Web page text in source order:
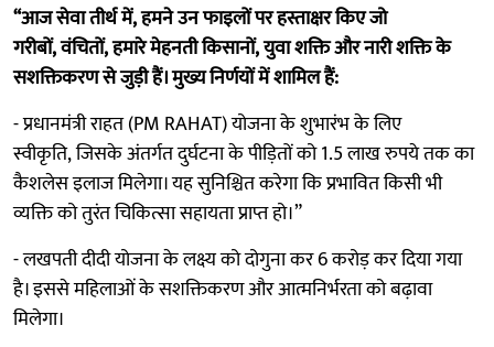
“आज सेवा तीर्थ में, हमने उन फाइलों पर हस्ताक्षर किए जो
गरीबों, वंचितों, हमारे मेहनती किसानों, युवा शक्ति और नारी शक्ति के
सशक्तिकरण से जुड़ी हैं। मुख्य निर्णयों में शामिल हैं:
- प्रधानमंत्री राहत (PM RAHAT) योजना के शुभारंभ के लिए
स्वीकृति, जिसके अंतर्गत दुर्घटना के पीड़ितों को 1.5 लाख रुपये तक का
कैशलेस इलाज मिलेगा। यह सुनिश्चित करेगा कि प्रभावित किसी भी
व्यक्ति को तुरंत चिकित्सा सहायता प्राप्त हो।”
- लखपती दीदी योजना के लक्ष्य को दोगुना कर 6 करोड़ कर दिया गया
है। इससे महिलाओं के सशक्तिकरण और आत्मनिर्भरता को बढ़ावा
मिलेगा।